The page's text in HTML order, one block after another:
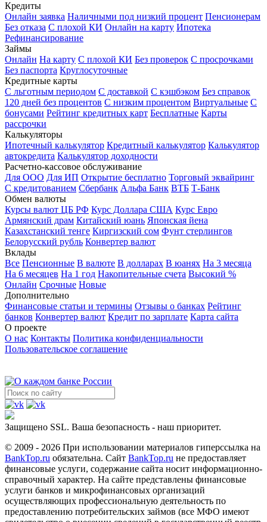
Кредиты
Онлайн заявка Наличными под низкий процент Пенсионерам
Без отказа С плохой КИ Онлайн на карту Ипотека
Рефинансирование
Займы
Онлайн На карту С плохой КИ Без проверок С просрочками
Без паспорта Круглосуточные
Кредитные карты
С льготным периодом С доставкой С кэшбэком Без справок
120 дней без процентов С низким процентом Виртуальные С
бонусами Рейтинг кредитных карт Бесплатные Карты
рассрочки
Калькуляторы
Ипотечный калькулятор Кредитный калькулятор Калькулятор
автокредита Калькулятор доходности
Расчетно-кассовое обслуживание
Для ООО Для ИП Открытие бесплатно Торговый эквайринг
С кредитованием Сбербанк Альфа Банк ВТБ Т-Банк
Обмен валюты
Курсы валют ЦБ РФ Курс Доллара США Курс Евро
Армянский драм Китайский юань Японская йена
Казахстанский тенге Киргизский сом Фунт стерлингов
Белорусский рубль Конвертер валют
Вклады
Все Пенсионные В валюте В долларах В юанях На 3 месяца
На 6 месяцев На 1 год Накопительные счета Высокий %
Онлайн Срочные Новые
Дополнительно
Финансовые статьи и термины Отзывы о банках Рейтинг
банков Конвертер валют Кредит по зарплате Карта сайта
О проекте
О нас Контакты Политика конфиденциальности
Пользовательское соглашение
Защищено SSL. Ваша безопасность - наш приоритет.
© 2009 - 2026 При использовании материалов гиперссылка на
BankTop.ru обязательна. Сайт BankTop.ru не предоставляет
финансовые услуги, содержание сайта носит информационно-
справочный характер. На сайте представлены финансовые
услуги банков и микрофинансовых организаций
осуществляющих профессиональную деятельность по
предоставлению потребительских займов (все МФО имеют